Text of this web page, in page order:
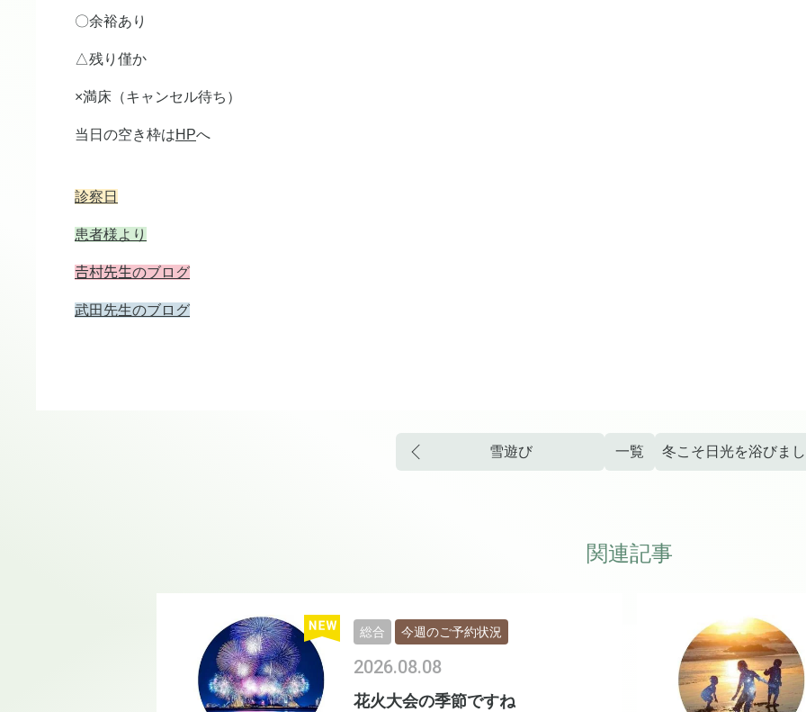
〇余裕あり
△残り僅か
×満床（キャンセル待ち）
当日の空き枠はHPへ
診察日
患者様より
𠮷村先生のブログ
武田先生のブログ
雪遊び 一覧
関連記事
花火大会の季節ですね
2026.08.08
総合 今週のご予約状況